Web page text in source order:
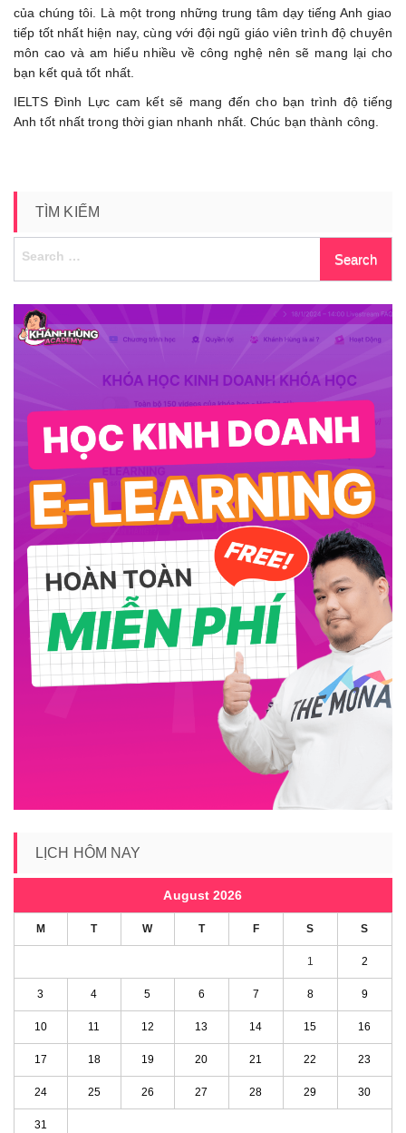
của chúng tôi. Là một trong những trung tâm dạy tiếng Anh giao
tiếp tốt nhất hiện nay, cùng với đội ngũ giáo viên trình độ chuyên
môn cao và am hiểu nhiều về công nghệ nên sẽ mang lại cho
bạn kết quả tốt nhất.
IELTS Đình Lực cam kết sẽ mang đến cho bạn trình độ tiếng
Anh tốt nhất trong thời gian nhanh nhất. Chúc bạn thành công.
TÌM KIẾM
LỊCH HÔM NAY
August 2026
M T W T F S S
1 2
3 4 5 6 7 8 9
10 11 12 13 14 15 16
17 18 19 20 21 22 23
24 25 26 27 28 29 30
31